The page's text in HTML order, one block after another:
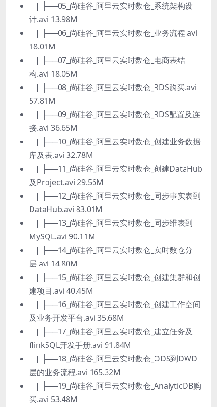
| | ├──05_尚硅谷_阿里云实时数仓_系统架构设
计.avi 13.98M
| | ├──06_尚硅谷_阿里云实时数仓_业务流程.avi
18.01M
| | ├──07_尚硅谷_阿里云实时数仓_电商表结
构.avi 18.05M
| | ├──08_尚硅谷_阿里云实时数仓_RDS购买.avi
57.81M
| | ├──09_尚硅谷_阿里云实时数仓_RDS配置及连
接.avi 36.65M
| | ├──10_尚硅谷_阿里云实时数仓_创建业务数据
库及表.avi 32.78M
| | ├──11_尚硅谷_阿里云实时数仓_创建DataHub
及Project.avi 29.56M
| | ├──12_尚硅谷_阿里云实时数仓_同步事实表到
DataHub.avi 83.01M
| | ├──13_尚硅谷_阿里云实时数仓_同步维表到
MySQL.avi 90.11M
| | ├──14_尚硅谷_阿里云实时数仓_实时数仓分
层.avi 14.80M
| | ├──15_尚硅谷_阿里云实时数仓_创建集群和创
建项目.avi 40.45M
| | ├──16_尚硅谷_阿里云实时数仓_创建工作空间
及业务开发平台.avi 35.68M
| | ├──17_尚硅谷_阿里云实时数仓_建立任务及
flinkSQL开发手册.avi 91.84M
| | ├──18_尚硅谷_阿里云实时数仓_ODS到DWD
层的业务流程.avi 165.32M
| | ├──19_尚硅谷_阿里云实时数仓_AnalyticDB购
买.avi 53.48M